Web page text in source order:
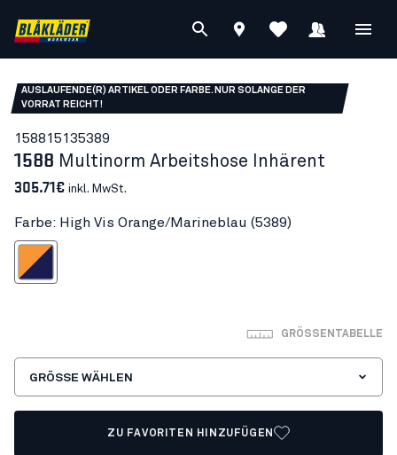
AUSLAUFENDE(R) ARTIKEL ODER FARBE. NUR SOLANGE DER
VORRAT REICHT!
158815135389
1588 Multinorm Arbeitshose Inhärent
305.71€ inkl. MwSt.
Farbe: High Vis Orange/Marineblau (5389)
Orange/Marineblau
GRÖSSENTABELLE
GRÖSSE WÄHLEN
ZU FAVORITEN HINZUFÜGEN